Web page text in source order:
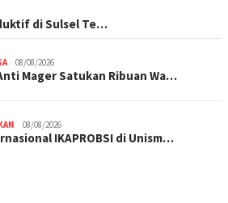
di Sulsel Te…
08/08/2026
Mager Satukan Ribuan Wa…
08/08/2026
IKAPROBSI di Unism…